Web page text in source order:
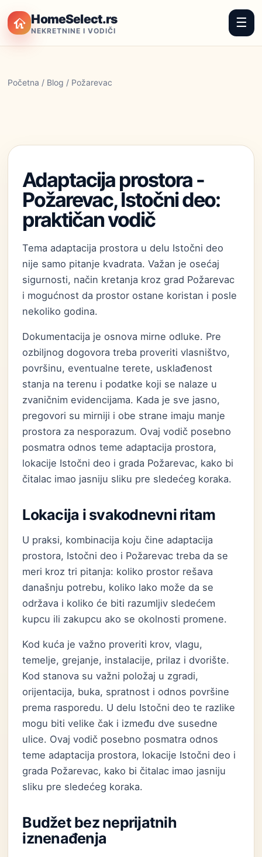
HomeSelect.rs
NEKRETNINE I VODIČI
☰
Početna / Blog / Požarevac
Adaptacija prostora -
Požarevac, Istočni deo:
praktičan vodič
Tema adaptacija prostora u delu Istočni deo
nije samo pitanje kvadrata. Važan je osećaj
sigurnosti, način kretanja kroz grad Požarevac
i mogućnost da prostor ostane koristan i posle
nekoliko godina.
Dokumentacija je osnova mirne odluke. Pre
ozbiljnog dogovora treba proveriti vlasništvo,
površinu, eventualne terete, usklađenost
stanja na terenu i podatke koji se nalaze u
zvaničnim evidencijama. Kada je sve jasno,
pregovori su mirniji i obe strane imaju manje
prostora za nesporazum. Ovaj vodič posebno
posmatra odnos teme adaptacija prostora,
lokacije Istočni deo i grada Požarevac, kako bi
čitalac imao jasniju sliku pre sledećeg koraka.
Lokacija i svakodnevni ritam
U praksi, kombinacija koju čine adaptacija
prostora, Istočni deo i Požarevac treba da se
meri kroz tri pitanja: koliko prostor rešava
današnju potrebu, koliko lako može da se
održava i koliko će biti razumljiv sledećem
kupcu ili zakupcu ako se okolnosti promene.
Kod kuća je važno proveriti krov, vlagu,
temelje, grejanje, instalacije, prilaz i dvorište.
Kod stanova su važni položaj u zgradi,
orijentacija, buka, spratnost i odnos površine
prema rasporedu. U delu Istočni deo te razlike
mogu biti velike čak i između dve susedne
ulice. Ovaj vodič posebno posmatra odnos
teme adaptacija prostora, lokacije Istočni deo i
grada Požarevac, kako bi čitalac imao jasniju
sliku pre sledećeg koraka.
Budžet bez neprijatnih
iznenađenja